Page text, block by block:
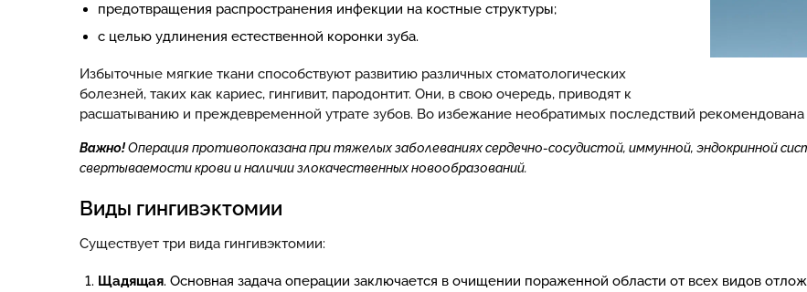
предотвращения распространения инфекции на костные структуры;
с целью удлинения естественной коронки зуба.
Избыточные мягкие ткани способствуют развитию различных стоматологических
болезней, таких как кариес, гингивит, пародонтит. Они, в свою очередь, приводят к
расшатыванию и преждевременной утрате зубов. Во избежание необратимых последствий рекомендована
Важно!Операция противопоказана при тяжелых заболеваниях сердечно-сосудистой, иммунной, эндокринной
свертываемости крови и наличии злокачественных новообразований.
Виды гингивэктомии
Существует три вида гингивэктомии:
Щадящая. Основная задача операции заключается в очищении пораженной области от всех видов